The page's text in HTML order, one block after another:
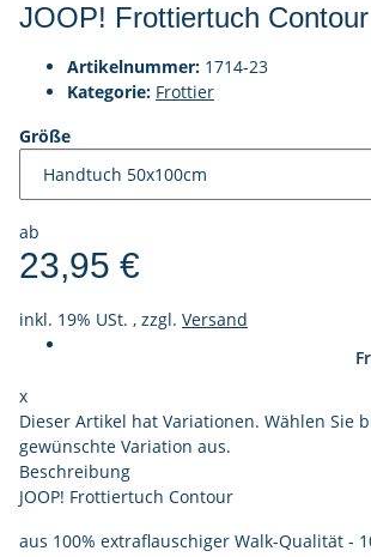
JOOP! Frottiertuch
Artikelnummer: 1714-23
Kategorie: Frottier
Größe
ab
23,95 €
inkl. 19% USt. , zzgl. Versand
x
Dieser Artikel hat Variationen. Wählen Sie
gewünschte Variation aus.
Beschreibung
JOOP! Frottiertuch Contour
aus 100% extraflauschiger Walk-Qualität -